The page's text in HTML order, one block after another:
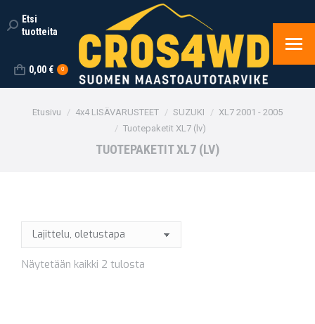
Search:
Etsi
tuotteita
0,00 € 0
You are here:
Etusivu 4x4 LISÄVARUSTEET SUZUKI
XL7 2001 - 2005
Tuotepaketit XL7 (lv)
TUOTEPAKETIT XL7 (LV)
Näytetään kaikki 2 tulosta